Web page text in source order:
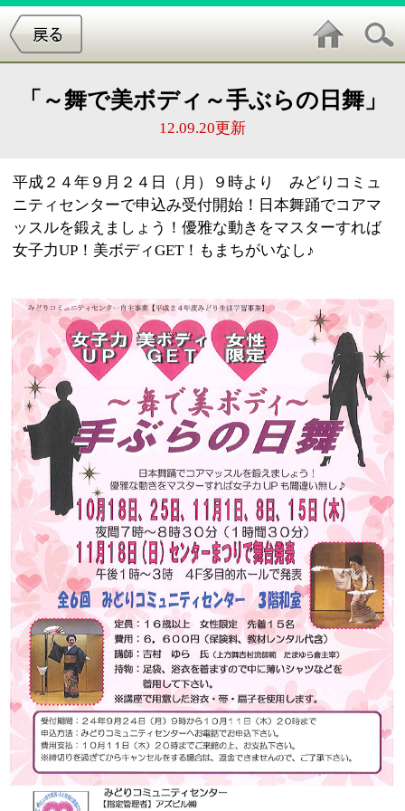
12.09.20更新
平成２４年９月２４日（月）９時より みどりコミュ
女子力UP！美ボディGET！もまちがいなし♪
このページの先頭へ
江戸川区時間 江東区時間 葛飾区時間
表示：PC|モバイル
© 2013 art blue Inc.